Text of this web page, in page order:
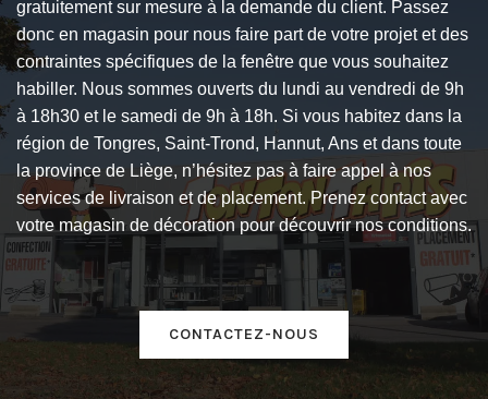
gratuitement sur mesure à la demande du client. Passez
donc en magasin pour nous faire part de votre projet et des
contraintes spécifiques de la fenêtre que vous souhaitez
habiller. Nous sommes ouverts du lundi au vendredi de 9h
à 18h30 et le samedi de 9h à 18h. Si vous habitez dans la
région de Tongres, Saint-Trond, Hannut, Ans et dans toute
la province de Liège, n’hésitez pas à faire appel à nos
services de livraison et de placement. Prenez contact avec
votre magasin de décoration pour découvrir nos conditions.
CONTACTEZ-NOUS